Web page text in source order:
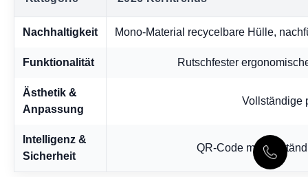
Nachhaltigkeit Mono-Material recycelbare Hülle,
Funktionalität Rutschfester
Ästhetik &
Anpassung
Vollständige
Intelligenz &
Sicherheit
QR-Code mit